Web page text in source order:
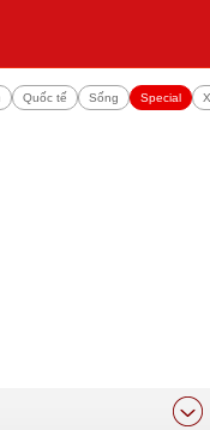
Quốc tế Sống Special